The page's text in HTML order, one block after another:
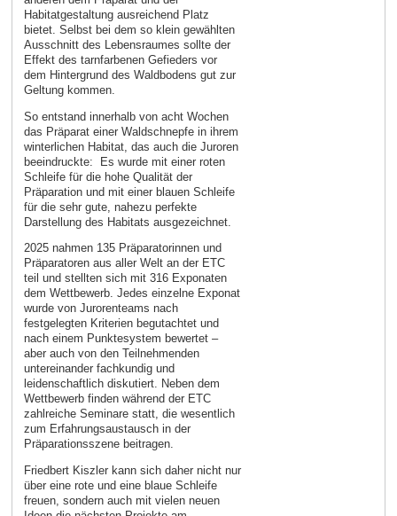
Habitatgestaltung ausreichend Platz
bietet. Selbst bei dem so klein gewählten
Ausschnitt des Lebensraumes sollte der
Effekt des tarnfarbenen Gefieders vor
dem Hintergrund des Waldbodens gut zur
Geltung kommen.
So entstand innerhalb von acht Wochen
das Präparat einer Waldschnepfe in ihrem
winterlichen Habitat, das auch die Juroren
beeindruckte: Es wurde mit einer roten
Schleife für die hohe Qualität der
Präparation und mit einer blauen Schleife
für die sehr gute, nahezu perfekte
Darstellung des Habitats ausgezeichnet.
2025 nahmen 135 Präparatorinnen und
Präparatoren aus aller Welt an der ETC
teil und stellten sich mit 316 Exponaten
dem Wettbewerb. Jedes einzelne Exponat
wurde von Jurorenteams nach
festgelegten Kriterien begutachtet und
nach einem Punktesystem bewertet –
aber auch von den Teilnehmenden
untereinander fachkundig und
leidenschaftlich diskutiert. Neben dem
Wettbewerb finden während der ETC
zahlreiche Seminare statt, die wesentlich
zum Erfahrungsaustausch in der
Präparationsszene beitragen.
Friedbert Kiszler kann sich daher nicht nur
über eine rote und eine blaue Schleife
freuen, sondern auch mit vielen neuen